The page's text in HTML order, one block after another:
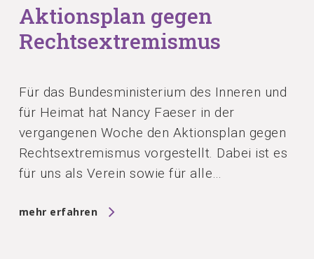
Aktionsplan gegen
Rechtsextremismus
Für das Bundesministerium des Inneren und
für Heimat hat Nancy Faeser in der
vergangenen Woche den Aktionsplan gegen
Rechtsextremismus vorgestellt. Dabei ist es
für uns als Verein sowie für alle…
mehr erfahren